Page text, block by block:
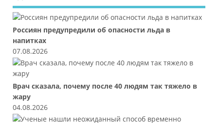
Россиян предупредили об опасности льда в
напитках
07.08.2026
Врач сказала, почему после 40 людям так тяжело в
жару
04.08.2026